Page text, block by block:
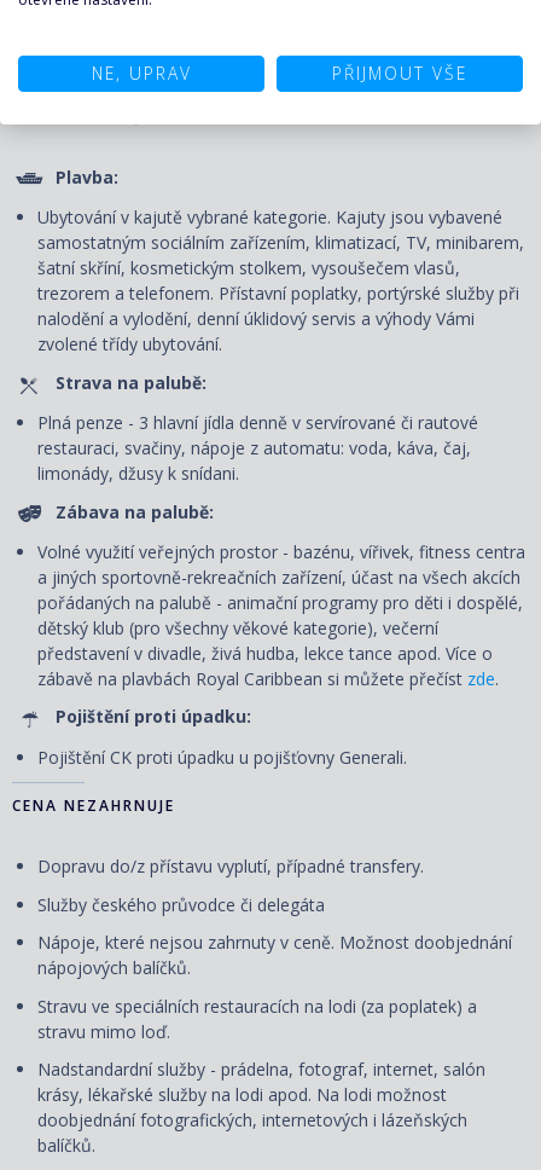
KALKULAČKA A POPTÁVKA
Plavba:
Ubytování v kajutě vybrané kategorie. Kajuty jsou vybavené
samostatným sociálním zařízením, klimatizací, TV, minibarem,
šatní skříní, kosmetickým stolkem, vysoušečem vlasů,
trezorem a telefonem. Přístavní poplatky, portýrské služby při
nalodění a vylodění, denní úklidový servis a výhody Vámi
zvolené třídy ubytování.
Strava na palubě:
Plná penze - 3 hlavní jídla denně v servírované či rautové
restauraci, svačiny, nápoje z automatu: voda, káva, čaj,
limonády, džusy k snídani.
Zábava na palubě:
Volné využití veřejných prostor - bazénu, vířivek, fitness centra
a jiných sportovně-rekreačních zařízení, účast na všech akcích
pořádaných na palubě - animační programy pro děti i dospělé,
dětský klub (pro všechny věkové kategorie), večerní
představení v divadle, živá hudba, lekce tance apod. Více o
zábavě na plavbách Royal Caribbean si můžete přečíst zde.
Pojištění proti úpadku:
Pojištění CK proti úpadku u pojišťovny Generali.
CENA NEZAHRNUJE
Dopravu do/z přístavu vyplutí, případné transfery.
Služby českého průvodce či delegáta
Nápoje, které nejsou zahrnuty v ceně. Možnost doobjednání
nápojových balíčků.
Stravu ve speciálních restauracích na lodi (za poplatek) a
stravu mimo loď.
Nadstandardní služby - prádelna, fotograf, internet, salón
krásy, lékařské služby na lodi apod. Na lodi možnost
doobjednání fotografických, internetových i lázeňských
balíčků.
NE, UPRAV PŘIJMOUT VŠE